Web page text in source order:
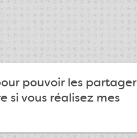
pouvoir les partager
si vous réalisez mes